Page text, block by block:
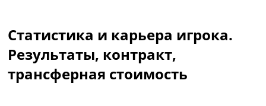
Чемпионат Мира
Украина. Премьер-Лига
Украина. Первая Лига
Лига Чемпионов
Статистика и карьера игрока.
Результаты, контракт,
трансферная стоимость